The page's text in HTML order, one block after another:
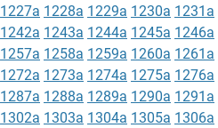
1227a 1228a 1229a 1230a 1231a
1242a 1243a 1244a 1245a 1246a
1257a 1258a 1259a 1260a 1261a
1272a 1273a 1274a 1275a 1276a
1287a 1288a 1289a 1290a 1291a
1302a 1303a 1304a 1305a 1306a